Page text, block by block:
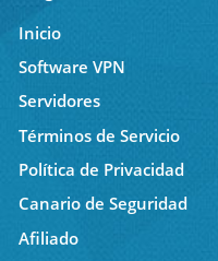
Inicio
Software VPN
Servidores
Términos de Servicio
Política de Privacidad
Canario de Seguridad
Afiliado